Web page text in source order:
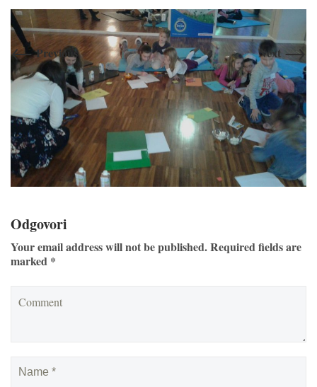
←Previous Next→
Odgovori
Your email address will not be published. Required fields are
marked *